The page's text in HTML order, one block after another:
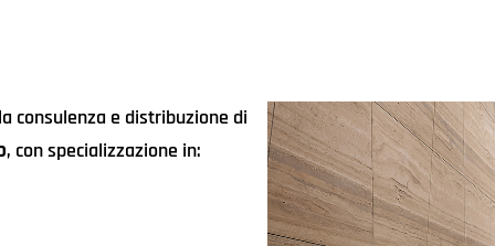
consulenza e distribuzione di
, con specializzazione in: